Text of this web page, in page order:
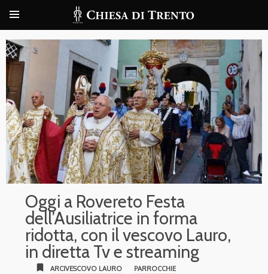
Oggi a Rovereto Festa
dell’Ausiliatrice in forma
ridotta, con il vescovo Lauro,
in diretta Tv e streaming
bookmark ARCIVESCOVO LAURO PARROCCHIE